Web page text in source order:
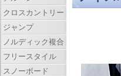
クロスカントリー
ジャンプ
ノルディック複合
フリースタイル
スノーボード